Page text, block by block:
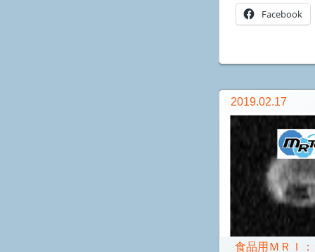
Facebook
2019.02.17
食品用ＭＲＩ